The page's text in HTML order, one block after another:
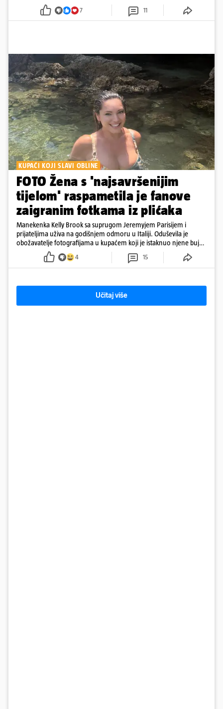
7 11
KUPAĆI KOJI SLAVI OBLINE
FOTO Žena s 'najsavršenijim
tijelom' raspametila je fanove
zaigranim fotkama iz plićaka
Manekenka Kelly Brook sa suprugom Jeremyjem Parisijem i
prijateljima uživa na godišnjem odmoru u Italiji. Oduševila je
obožavatelje fotografijama u kupaćem koji je istaknuo njene bujne
4 15
Učitaj više